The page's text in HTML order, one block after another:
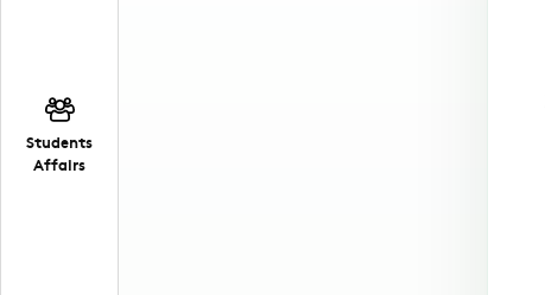
Students
Affairs